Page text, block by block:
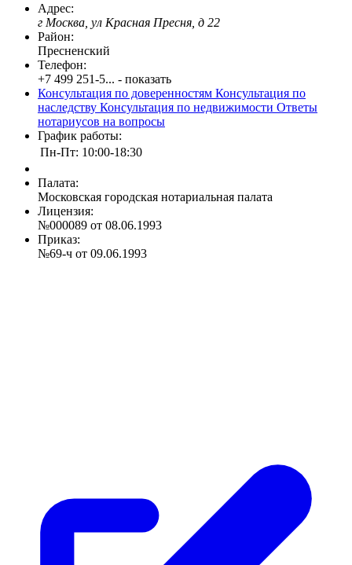
Адрес:
г Москва, ул Красная Пресня, д 22
Район:
Пресненский
Телефон:
+7 499 251-5... - показать
Консультация по доверенностям Консультация по
наследству Консультация по недвижимости Ответы
нотариусов на вопросы
График работы:
Пн-Пт: 10:00-18:30
Палата:
Московская городская нотариальная палата
Лицензия:
№000089 от 08.06.1993
Приказ:
№69-ч от 09.06.1993